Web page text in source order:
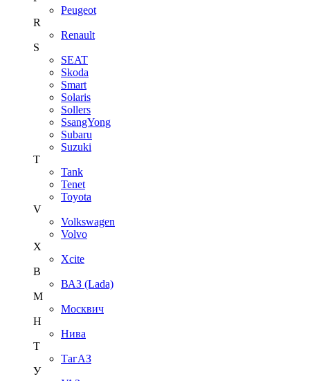
Peugeot
R
Renault
S
SEAT
Skoda
Smart
Solaris
Sollers
SsangYong
Subaru
Suzuki
T
Tank
Tenet
Toyota
V
Volkswagen
Volvo
X
Xcite
В
ВАЗ (Lada)
М
Москвич
Н
Нива
Т
ТагАЗ
У